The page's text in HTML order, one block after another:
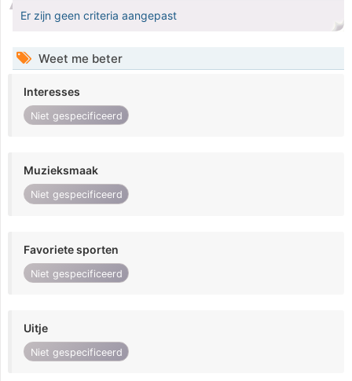
Er zijn geen criteria aangepast
Weet me beter
Interesses
Niet gespecificeerd
Muzieksmaak
Niet gespecificeerd
Favoriete sporten
Niet gespecificeerd
Uitje
Niet gespecificeerd